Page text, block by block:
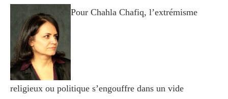
Pour Chahla Chafiq, l’extrémisme
religieux ou politique s’engouffre dans un vide